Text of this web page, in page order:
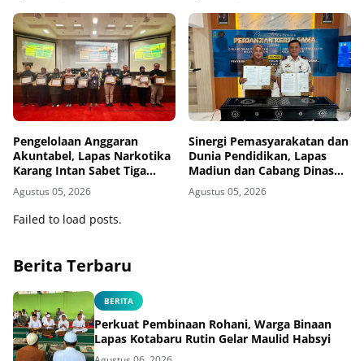
Pengelolaan Anggaran
Akuntabel, Lapas Narkotika
Karang Intan Sabet Tiga
Penghargaan KPPN
Banjarmasin
Agustus 05, 2026
Sinergi Pemasyarakatan dan
Dunia Pendidikan, Lapas
Madiun dan Cabang Dinas
Pendidikan Wilayah Madiun
Jalin Kerja Sama Pendidikan
Agustus 05, 2026
Failed to load posts.
Berita Terbaru
BERITA
Perkuat Pembinaan Rohani, Warga Binaan
Lapas Kotabaru Rutin Gelar Maulid Habsyi